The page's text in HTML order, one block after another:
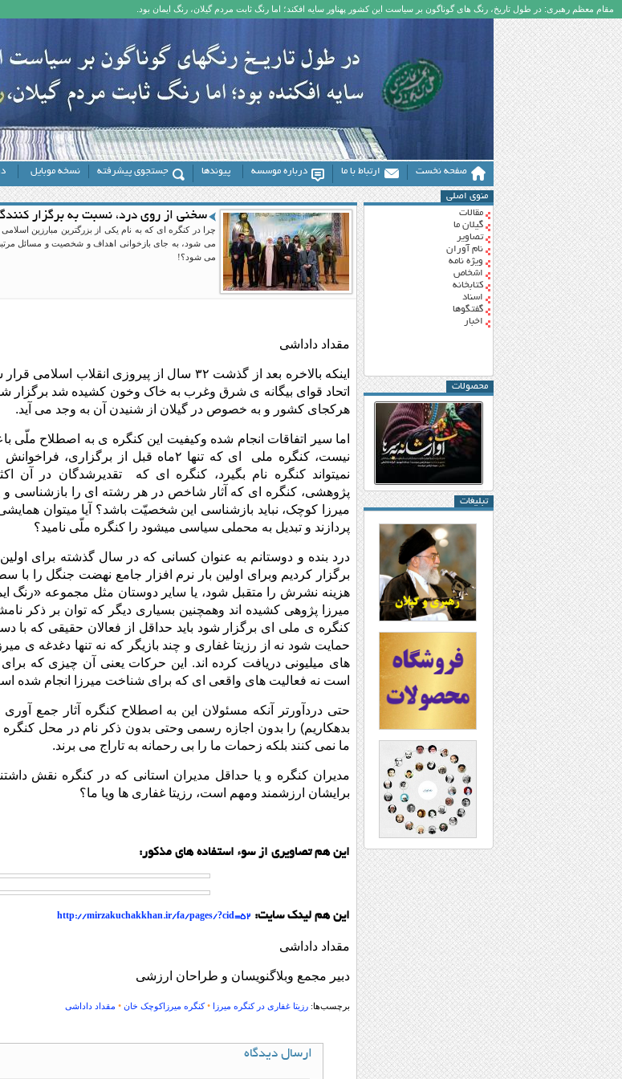
مقام معظم رهبری: در طول تاریخ، رنگ های گوناگون بر سیاست این کشور پهناور سایه افکند؛ اما رنگ ثابت مردم گیلان، رنگ ایمان بود.
صفحه نخست ارتباط با ما درباره موسسه پیوندها جستجوی پیشرفته نسخه موبایل
منوی اصلی
مقالات
گیلان ما
تصاویر
نام آوران
ویژه نامه
اشخاص
کتابخانه
اسناد
گفتگوها
اخبار
محصولات
تبلیغات
سخنی از روی درد، نسبت به برگزار
چرا در کنگره ای که به نام یکی از بزرگترین مبارزین
می شود، به جای بازخوانی اهداف و شخصیت و مسائل
می شود؟!
مقداد داداشی
اینکه بالاخره بعد از گذشت ۳۲ سال از پیروزی
اتحاد قوای بیگانه ی شرق وغرب به خاک وخون کشیده شد برگزار
هرکجای کشور و به خصوص در گیلان از شنیدن آن به وجد می آید.
اما سیر اتفاقات انجام شده وکیفیت این کنگره ی به اصطلاح
نیست، کنگره ملی ای که تنها ۲ماه قبل
نمیتواند کنگره نام بگیرد، کنگره ای که تقدیرشدگان در آن
پژوهشی، کنگره ای که آثار شاخص در هر رشته ای را بازشناسی و
میرزا کوچک، نباید بازشناسی این شخصیّت باشد؟ آیا میتوان
پردازند و تبدیل به محملی سیاسی میشود را کنگره ملّی نامید؟
درد بنده و دوستانم به عنوان کسانی که در سال گذشته برای
برگزار کردیم وبرای اولین بار نرم افزار جامع نهضت جنگل را
هزینه نشرش را متقبل شود، یا سایر دوستان مثل مجموعه «رنگ
میرزا پژوهی کشیده اند وهمچنین بسیاری دیگر که توان بر ذکر
کنگره ی ملی ای برگزار شود باید حداقل از فعالان حقیقی که با
حمایت شود نه از رزیتا غفاری و چند بازیگر که نه تنها دغدغه ی
های میلیونی دریافت کرده اند. این حرکات یعنی آن چیزی که
است نه فعالیت های واقعی ای که برای شناخت میرزا انجام شده است
حتی دردآورتر آنکه مسئولان این به اصطلاح کنگره آثار جمع
بدهکاریم) را بدون اجازه رسمی وحتی بدون ذکر نام در محل کنگره
ما نمی کنند بلکه زحمات ما را بی رحمانه به تاراج می برند.
مدیران کنگره و یا حداقل مدیران استانی که در کنگره نقش
برایشان ارزشمند ومهم است، رزیتا غفاری ها ویا ما؟
این هم تصاویری از سوء استفاده های مذکور:
این هم لینک سایت: http://mirzakuchakkhan.ir/fa/pages/?cid=52
مقداد داداشی
دبیر مجمع وبلاگنویسان و طراحان ارزشی
برچسب‌ها: رزیتا غفاری در کنگره میرزا •کنگره میرزاکوچک خان • مقداد داداشی
ارسال دیدگاه